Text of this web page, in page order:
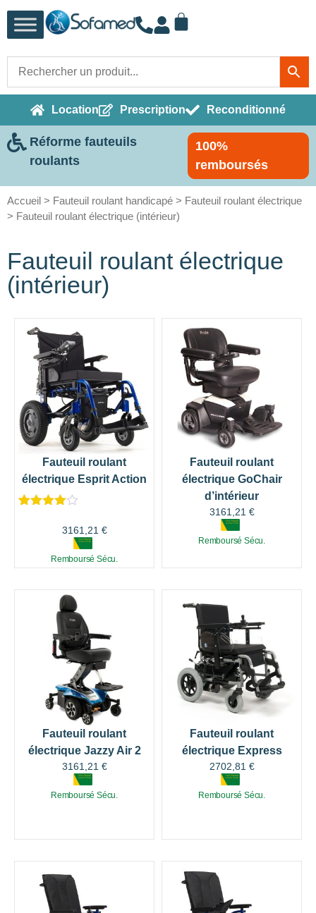
Location Prescription Reconditionné
Réforme fauteuils
roulants
100%
remboursés
Accueil > Fauteuil roulant handicapé > Fauteuil roulant électrique
> Fauteuil roulant électrique (intérieur)
Fauteuil roulant électrique
(intérieur)
Fauteuil roulant
électrique Esprit Action
notation
3161,21 €
Remboursé Sécu.
Fauteuil roulant
électrique GoChair
d’intérieur
3161,21 €
Remboursé Sécu.
Fauteuil roulant
électrique Jazzy Air 2
3161,21 €
Remboursé Sécu.
Fauteuil roulant
électrique Express
2702,81 €
Remboursé Sécu.